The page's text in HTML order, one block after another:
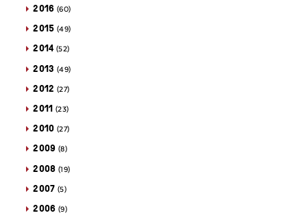
2016 (60)
2015 (49)
2014 (52)
2013 (49)
2012 (27)
2011 (23)
2010 (27)
2009 (8)
2008 (19)
2007 (5)
2006 (9)